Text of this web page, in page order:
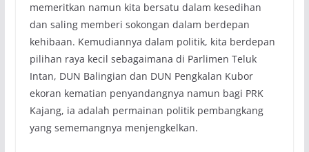
memeritkan namun kita bersatu dalam kesedihan
dan saling memberi sokongan dalam berdepan
kehibaan. Kemudiannya dalam politik, kita berdepan
pilihan raya kecil sebagaimana di Parlimen Teluk
Intan, DUN Balingian dan DUN Pengkalan Kubor
ekoran kematian penyandangnya namun bagi PRK
Kajang, ia adalah permainan politik pembangkang
yang sememangnya menjengkelkan.